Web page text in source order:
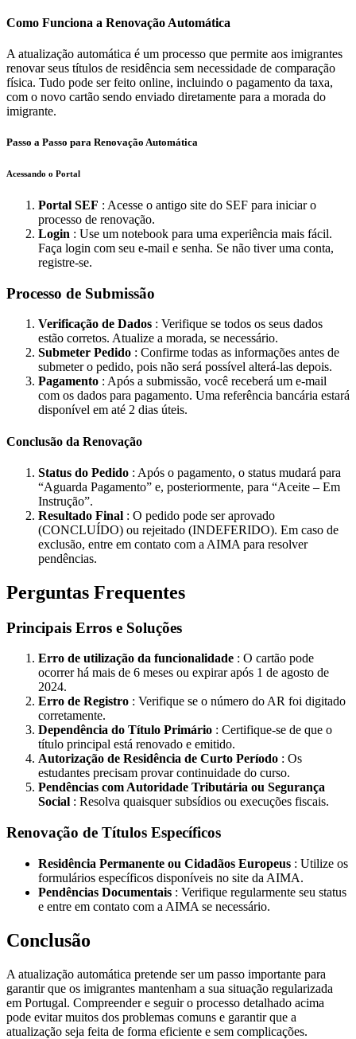
Como Funciona a Renovação Automática
A atualização automática é um processo que permite aos imigrantes
renovar seus títulos de residência sem necessidade de comparação
física. Tudo pode ser feito online, incluindo o pagamento da taxa,
com o novo cartão sendo enviado diretamente para a morada do
imigrante.
Passo a Passo para Renovação Automática
Acessando o Portal
Portal SEF : Acesse o antigo site do SEF para iniciar o
processo de renovação.
Login : Use um notebook para uma experiência mais fácil.
Faça login com seu e-mail e senha. Se não tiver uma conta,
registre-se.
Processo de Submissão
Verificação de Dados : Verifique se todos os seus dados
estão corretos. Atualize a morada, se necessário.
Submeter Pedido : Confirme todas as informações antes de
submeter o pedido, pois não será possível alterá-las depois.
Pagamento : Após a submissão, você receberá um e-mail
com os dados para pagamento. Uma referência bancária estará
disponível em até 2 dias úteis.
Conclusão da Renovação
Status do Pedido : Após o pagamento, o status mudará para
“Aguarda Pagamento” e, posteriormente, para “Aceite – Em
Instrução”.
Resultado Final : O pedido pode ser aprovado
(CONCLUÍDO) ou rejeitado (INDEFERIDO). Em caso de
exclusão, entre em contato com a AIMA para resolver
pendências.
Perguntas Frequentes
Principais Erros e Soluções
Erro de utilização da funcionalidade : O cartão pode
ocorrer há mais de 6 meses ou expirar após 1 de agosto de
2024.
Erro de Registro : Verifique se o número do AR foi digitado
corretamente.
Dependência do Título Primário : Certifique-se de que o
título principal está renovado e emitido.
Autorização de Residência de Curto Período : Os
estudantes precisam provar continuidade do curso.
Pendências com Autoridade Tributária ou Segurança
Social : Resolva quaisquer subsídios ou execuções fiscais.
Renovação de Títulos Específicos
Residência Permanente ou Cidadãos Europeus : Utilize os
formulários específicos disponíveis no site da AIMA.
Pendências Documentais : Verifique regularmente seu status
e entre em contato com a AIMA se necessário.
Conclusão
A atualização automática pretende ser um passo importante para
garantir que os imigrantes mantenham a sua situação regularizada
em Portugal. Compreender e seguir o processo detalhado acima
pode evitar muitos dos problemas comuns e garantir que a
atualização seja feita de forma eficiente e sem complicações.